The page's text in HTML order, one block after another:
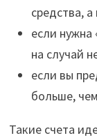
средства,
если нужна
на случай
если вы
больше,
Такие счета